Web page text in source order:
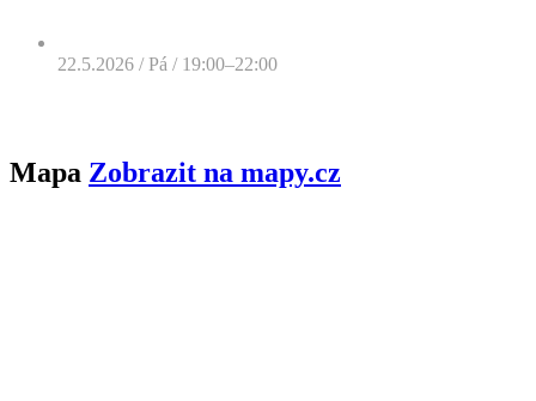
22.5.2026 / Pá / 19:00–22:00
Mapa Zobrazit na mapy.cz